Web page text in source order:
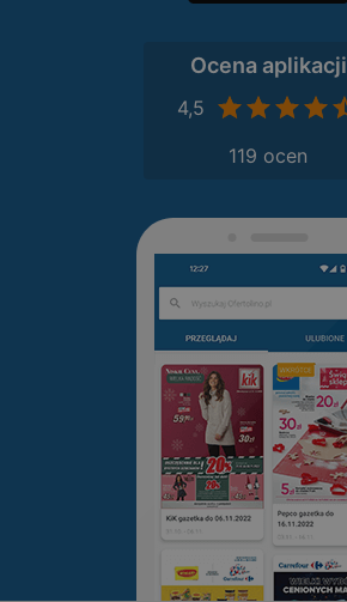
Ocena aplikacji
4,5
119 ocen